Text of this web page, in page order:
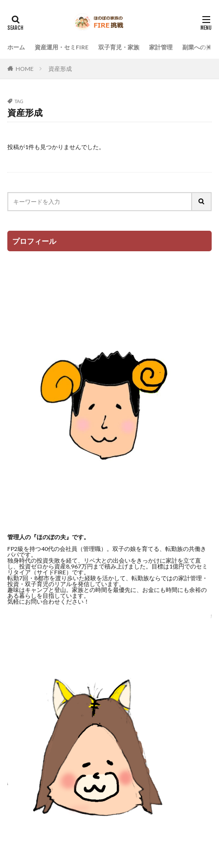
ホーム 資産運用・セミFIRE 双子育児・家族 家計管理 副業への挑戦
HOME 資産形成
TAG
資産形成
投稿が1件も見つかりませんでした。
プロフィール
管理人の『ほのぼの夫』です。
FP2級を持つ40代の会社員（管理職）。双子の娘を育てる、転勤族の共働き
パパです。
独身時代の投資失敗を経て、リベ大との出会いをきっかけに家計を立て直
し、投資ゼロから資産8,967万円まで積み上げました。目標は1億円でのセミ
リタイア（サイドFIRE）です。
転勤7回・8都市を渡り歩いた経験を活かして、転勤族ならではの家計管理・
投資・双子育児のリアルを発信しています。
趣味はキャンプと登山。家族との時間を最優先に、お金にも時間にも余裕の
ある暮らしを目指しています。
気軽にお問い合わせください！